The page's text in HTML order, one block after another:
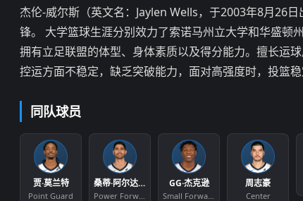
杰伦-威尔斯（英文名：Jaylen Wells，于2003年8月26
锋。 大学篮球生涯分别效力了索诺马州立大学和华盛顿
拥有立足联盟的体型、身体素质以及得分能力。擅长运
控运方面不稳定，缺乏突破能力，面对高强度时，投篮稳
同队球员
贾·莫兰特
Point Guard
桑蒂·阿尔达玛
Power Forward
GG·杰克逊
Small Forward
周志豪
Center